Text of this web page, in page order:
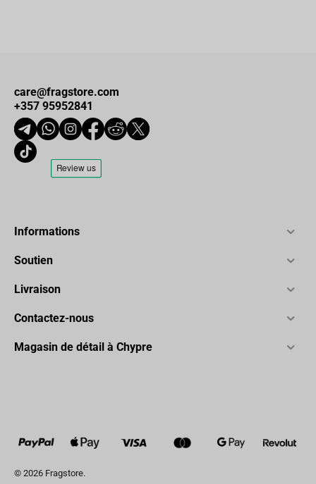
care@fragstore.com
+357 95952841
Informations
Soutien
Livraison
Contactez-nous
Magasin de détail à Chypre
© 2026 Fragstore.